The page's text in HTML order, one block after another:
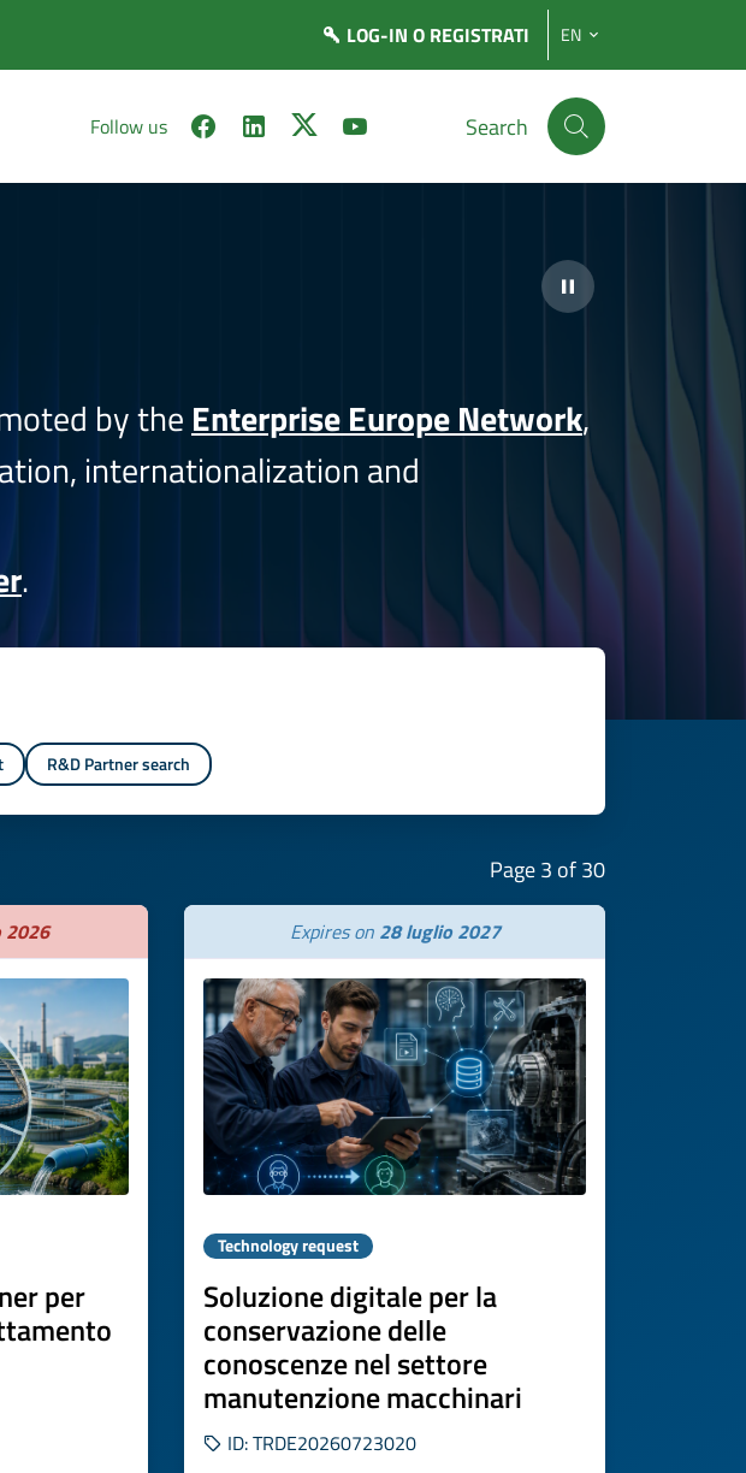
LOG-IN O REGISTRATI EN
Follow us Search
by the Enterprise Europe Network,
internationalization and
.
R&D Partner search
Page 3 of 30
2026
per
Expires on 28 luglio 2027
Technology request
Soluzione digitale per la
conservazione delle
conoscenze nel settore
manutenzione macchinari
ID: TRDE20260723020